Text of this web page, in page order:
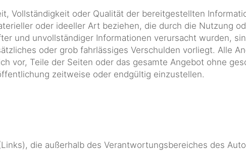
Vollständigkeit oder Qualität der bereitgestellten
oder ideeller Art beziehen, die durch die Nutzung
und unvollständiger Informationen verursacht wurden,
oder grob fahrlässiges Verschulden vorliegt. Alle
vor, Teile der Seiten oder das gesamte Angebot ohne
zeitweise oder endgültig einzustellen.
die außerhalb des Verantwortungsbereiches des